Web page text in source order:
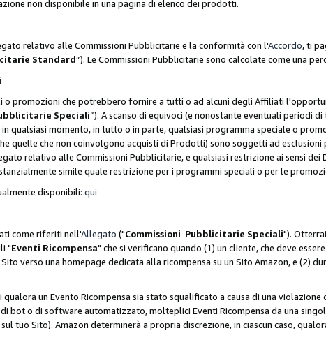
non disponibile in una pagina di elenco dei prodotti.
relativo alle Commissioni Pubblicitarie e la conformità con l'Accordo, ti
Standard”). Le Commissioni Pubblicitarie sono calcolate come una
promozioni che potrebbero fornire a tutti o ad alcuni degli Affiliati
Speciali”). A scanso di equivoci (e nonostante eventuali periodi
qualsiasi momento, in tutto o in parte, qualsiasi programma speciale o
quelle che non coinvolgono acquisti di Prodotti) sono soggetti ad esclusioni
relativo alle Commissioni Pubblicitarie, e qualsiasi restrizione ai sensi dei
simile quale restrizione per i programmi speciali o per le
disponibili: qui
come riferiti nell'Allegato ("Commissioni Pubblicitarie Speciali").
"Eventi Ricompensa" che si verificano quando (1) un cliente, che deve
verso una homepage dedicata alla ricompensa su un Sito Amazon, e (2)
un Evento Ricompensa sia stato squalificato a causa di una
o di software automatizzato, molteplici Eventi Ricompensa da una
tuo Sito). Amazon determinerà a propria discrezione, in ciascun caso,